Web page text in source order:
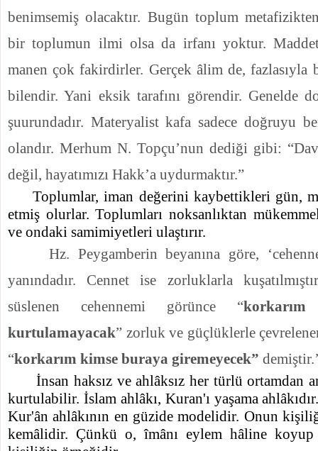
benimsemiş olacaktır. Bugün toplum
bir toplumun ilmi olsa da irfanı yoktur.
manen çok fakirdirler. Gerçek âlim de,
bilendir. Yani eksik tarafını görendir. Genelde
şuurundadır. Materyalist kafa sadece doğruyu
olandır. Merhum N. Topçu’nun dediği gibi:
değil, hayatımızı Hakk’a uydurmaktır.”
Toplumlar, iman değerini kaybettikleri gün,
etmiş olurlar. Toplumları noksanlıktan
ve ondaki samimiyetleri ulaştırır.
Hz. Peygamberin beyanına göre,
yanındadır. Cennet ise zorluklarla
süslenen cehennemi görünce “
kurtulamayacak” zorluk ve güçlüklerle
“korkarım kimse buraya giremeyecek”
İnsan haksız ve ahlâksız her türlü ortamdan
kurtulabilir. İslam ahlâkı, Kuran'ı yaşama
Kur'ân ahlâkının en güzide modelidir. Onun
kemâlidir. Çünkü o, îmânı eylem hâline